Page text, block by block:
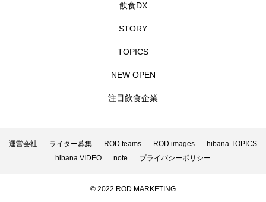
飲食DX
STORY
TOPICS
NEW OPEN
注目飲食企業
運営会社 ライター募集 ROD teams ROD images
hibana TOPICS
hibana VIDEO
note プライバシーポリシー
© 2022 ROD MARKETING